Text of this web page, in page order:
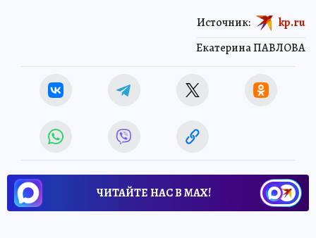
Екатерина ПАВЛОВА
Источник: kp.ru
ЧИТАЙТЕ НАС В МАХ!